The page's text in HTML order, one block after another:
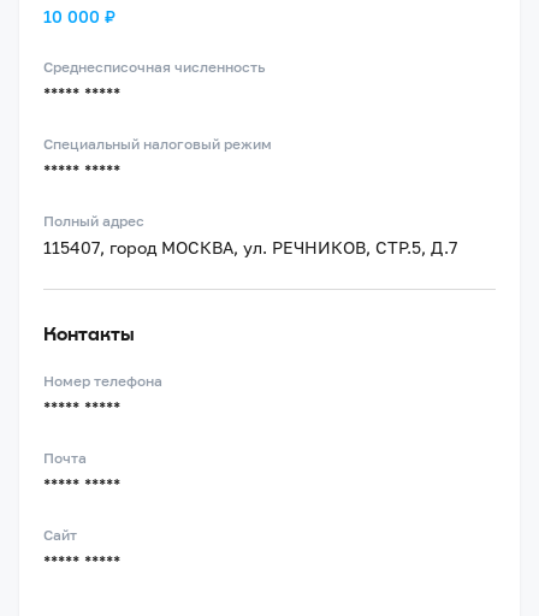
10 000 ₽
Среднесписочная численность
***** *****
Специальный налоговый режим
***** *****
Полный адрес
115407, город МОСКВА, ул. РЕЧНИКОВ, СТР.5, Д.7
Контакты
Номер телефона
***** *****
Почта
***** *****
Сайт
***** *****